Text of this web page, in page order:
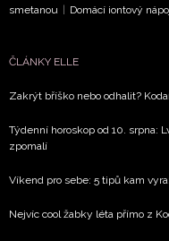
potvrzujete, že jste se
vyhodnocení akce a
informace od našich
soukromí
smetanou
Domácí iontový
ČLÁNKY ELLE
Zakrýt bříško nebo odhalit?
Týdenní horoskop od 10. srpna:
zpomalí
Víkend pro sebe: 5 tipů kam
Nejvíc cool žabky léta přímo z